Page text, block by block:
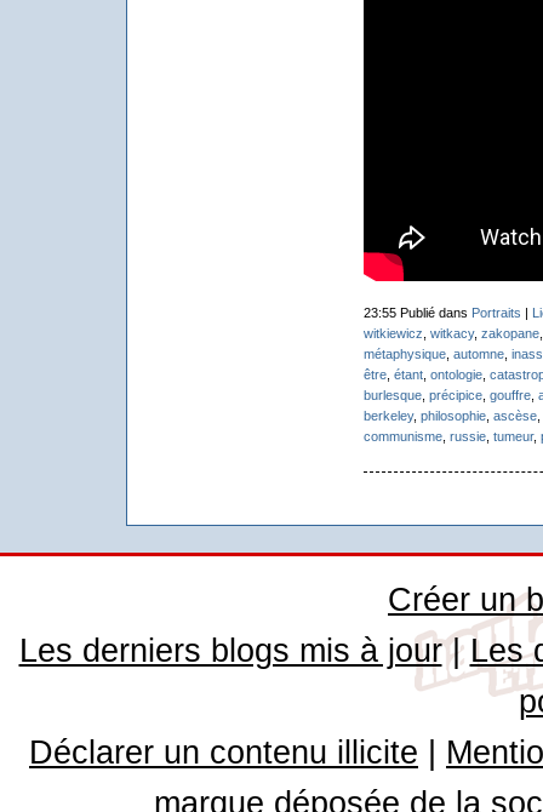
23:55 Publié dans Portraits |
witkiewicz witkacy, zakopane
métaphysique, automne,
être, étant, ontologie,
burlesque, précipice, gouffre,
berkeley, philosophie, ascèse,
communisme, russie, tumeur,
Créer un
Les derniers blogs mis à jour| Les
Déclarer un contenu illicite
marque déposée de la